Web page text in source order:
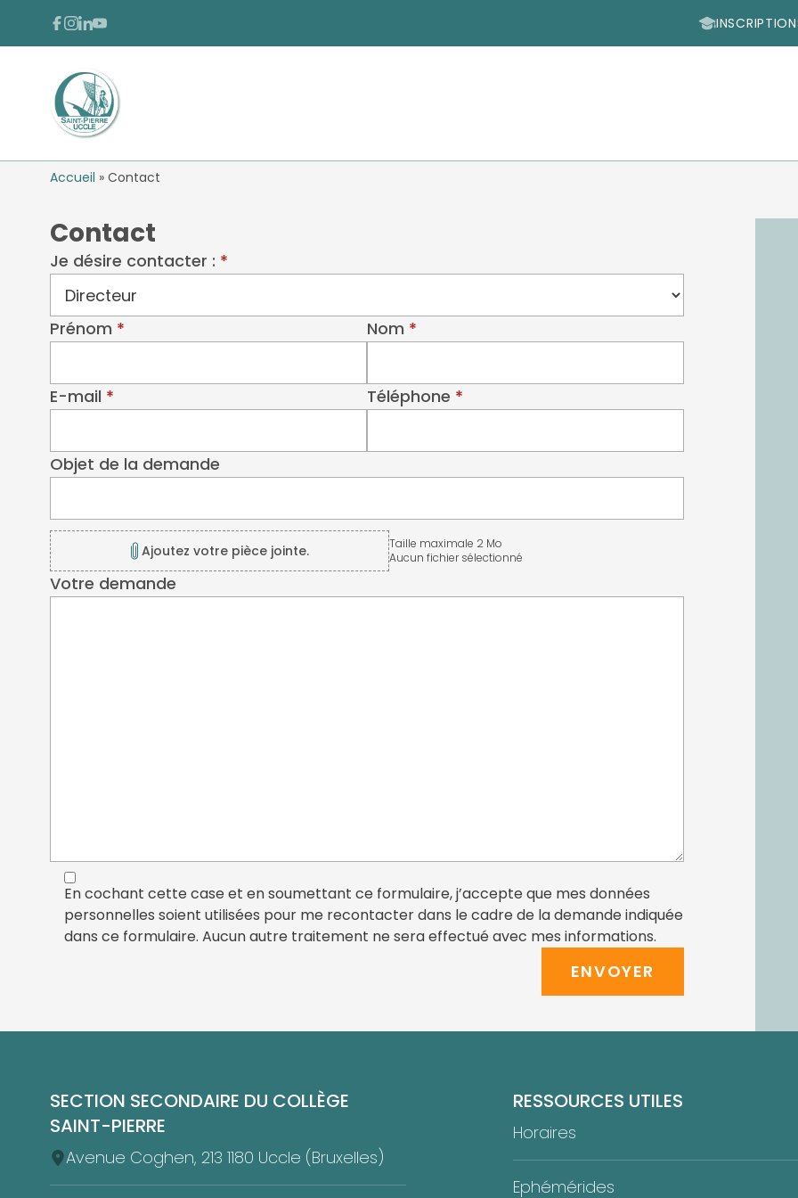
Passer au contenu
FACEBOOK
INSTAGRAM
LINKEDIN
YOUTUBE
Accueil » Contact
Contact
Je désire contacter : (obligatoire)
Prénom (obligatoire) Nom (obligatoire)
E-mail (obligatoire) Téléphone (obligatoire)
Objet de la demande
Ajoutez votre pièce jointe. Aucun fichier sélectionné
Taille maximale 2 Mo
Votre demande
En cochant cette case et en soumettant ce formulaire, j’accepte que mes données
personnelles soient utilisées pour me recontacter dans le cadre de la demande indiquée
dans ce formulaire. Aucun autre traitement ne sera effectué avec mes informations.
ENVOYER
SECTION SECONDAIRE DU COLLÈGE
SAINT-PIERRE
Avenue Coghen, 213 1180 Uccle (Bruxelles)
RESSOURCES UTILES
Horaires
Ephémérides